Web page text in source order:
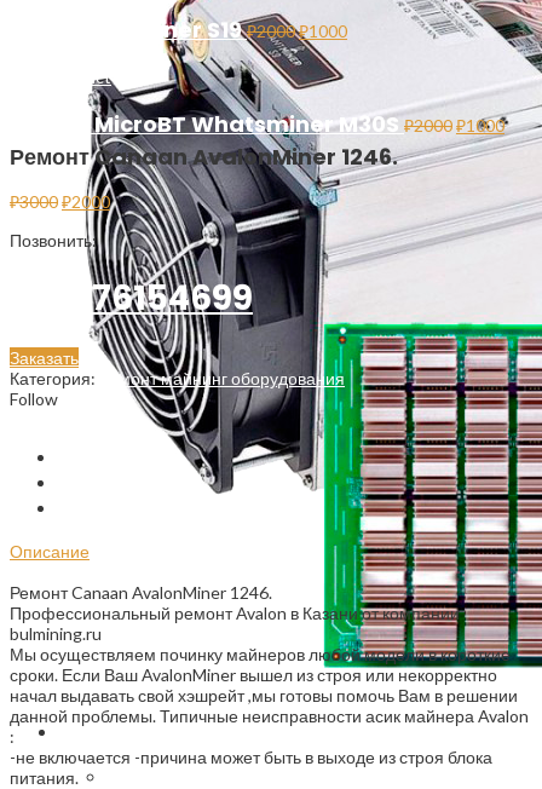
Ремонт
Ремонт Antminer S19₽2000₽1000
Next product
Ремонт MicroBT Whatsminer M30S ₽2000₽1000
Ремонт Canaan AvalonMiner 1246.
₽3000₽2000
Позвонить:
+79376154699
Заказать
Категория:
Ремонт майнинг оборудования
Follow
Описание
Ремонт Canaan AvalonMiner 1246.
Профессиональный ремонт Avalon в Казани от компании
bulmining.ru
Мы осуществляем починку майнеров любой модели в короткие
сроки. Если Ваш AvalonMiner вышел из строя или некорректно
начал выдавать свой хэшрейт ,мы готовы помочь Вам в решении
данной проблемы. Типичные неисправности асик майнера Avalon
:
-не включается -причина может быть в выходе из строя блока
питания.